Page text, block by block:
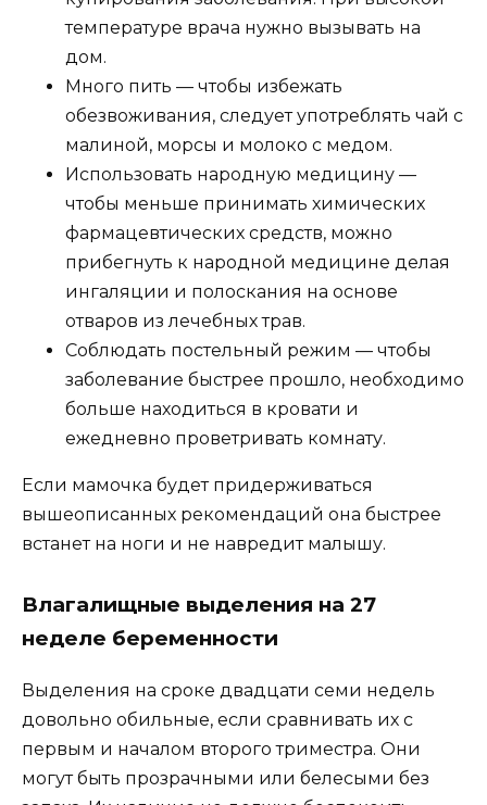
температуре врача нужно вызывать на
дом.
Много пить — чтобы избежать
обезвоживания, следует употреблять чай с
малиной, морсы и молоко с медом.
Использовать народную медицину —
чтобы меньше принимать химических
фармацевтических средств, можно
прибегнуть к народной медицине делая
ингаляции и полоскания на основе
отваров из лечебных трав.
Соблюдать постельный режим — чтобы
заболевание быстрее прошло, необходимо
больше находиться в кровати и
ежедневно проветривать комнату.
Если мамочка будет придерживаться
вышеописанных рекомендаций она быстрее
встанет на ноги и не навредит малышу.
Влагалищные выделения на 27
неделе беременности
Выделения на сроке двадцати семи недель
довольно обильные, если сравнивать их с
первым и началом второго триместра. Они
могут быть прозрачными или белесыми без